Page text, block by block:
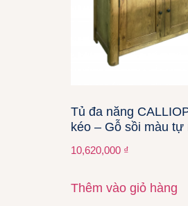
Tủ đa năng
kéo – Gỗ sồi màu tự
10,620,000 ₫
Thêm vào giỏ hàng